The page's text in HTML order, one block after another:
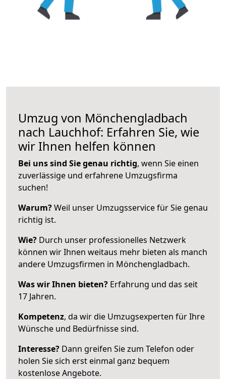
Umzug von Mönchengladbach
nach Lauchhof: Erfahren Sie, wie
wir Ihnen helfen können
Bei uns sind Sie genau richtig, wenn Sie einen
zuverlässige und erfahrene Umzugsfirma
suchen!
Warum?Weil unser Umzugsservice für Sie genau
richtig ist.
Wie? Durch unser professionelles Netzwerk
können wir Ihnen weitaus mehr bieten als manch
andere Umzugsfirmen in Mönchengladbach.
Was wir Ihnen bieten? Erfahrung und das seit
17 Jahren.
Kompetenz, da wir die Umzugsexperten für Ihre
Wünsche und Bedürfnisse sind.
Interesse? Dann greifen Sie zum Telefon oder
holen Sie sich erst einmal ganz bequem
kostenlose Angebote.